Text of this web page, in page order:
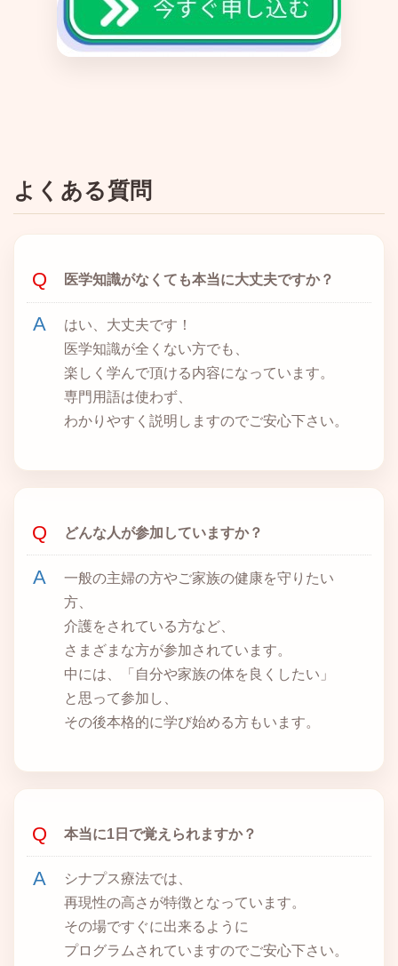
よくある質問
医学知識がなくても本当に大丈夫ですか？
はい、大丈夫です！
医学知識が全くない方でも、
楽しく学んで頂ける内容になっています。
専門用語は使わず、
わかりやすく説明しますのでご安心下さい。
どんな人が参加していますか？
一般の主婦の方やご家族の健康を守りたい
方、
介護をされている方など、
さまざまな方が参加されています。
中には、「自分や家族の体を良くしたい」
と思って参加し、
その後本格的に学び始める方もいます。
本当に1日で覚えられますか？
シナプス療法では、
再現性の高さが特徴となっています。
その場ですぐに出来るように
プログラムされていますのでご安心下さい。